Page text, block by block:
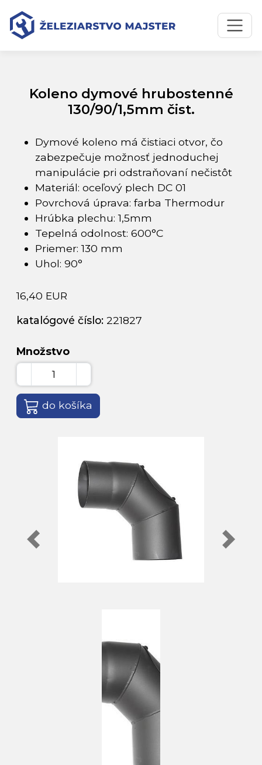
Preskočiť na obsah
Preskočiť na hlavné menu
Úvodná stránka
Koleno dymové hrubostenné 130/90/1,5mm čist.
Koleno dymové hrubostenné
130/90/1,5mm čist.
Dymové koleno má čistiaci otvor, čo
zabezpečuje možnosť jednoduchej
manipulácie pri odstraňovaní nečistôt
Materiál: oceľový plech DC 01
Povrchová úprava: farba Thermodur
Hrúbka plechu: 1,5mm
Tepelná odolnost: 600°C
Priemer: 130 mm
Uhol: 90°
16,40 EUR
katalógové číslo: 221827
Množstvo
do košíka